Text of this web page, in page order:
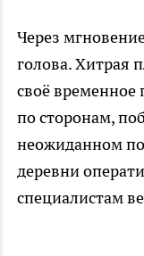
Через
голова. Хитрая
своё временное
по сторонам,
неожиданном
деревни
специалистам